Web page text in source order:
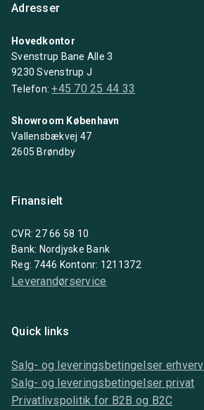
Adresser
Hovedkontor
Svenstrup Bane Alle 3
9230 Svenstrup J
Telefon:+45 70 25 44 33
Showroom København
Vallensbækvej 47
2605 Brøndby
Finansielt
CVR: 27 66 58 10
Bank: Nordjyske Bank
Reg: 7446 Kontonr: 1211372
Leverandørservice
Quick links
Salg- og leveringsbetingelser erhverv
Salg- og leveringsbetingelser privat
Privatlivspolitik for B2B og B2C